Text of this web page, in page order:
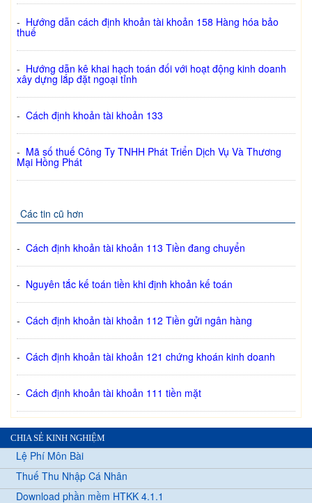
- Hướng dẫn cách định khoản tài khoản 158 Hàng hóa bảo
thuế
- Hướng dẫn kê khai hạch toán đối với hoạt động kinh doanh
xây dựng lắp đặt ngoại tỉnh
- Cách định khoản tài khoản 133
- Mã số thuế Công Ty TNHH Phát Triển Dịch Vụ Và Thương
Mại Hồng Phát
Các tin cũ hơn
- Cách định khoản tài khoản 113 Tiền đang chuyển
- Nguyên tắc kế toán tiền khi định khoản kế toán
- Cách định khoản tài khoản 112 Tiền gửi ngân hàng
- Cách định khoản tài khoản 121 chứng khoán kinh doanh
- Cách định khoản tài khoản 111 tiền mặt
CHIA SẺ KINH NGHIỆM
Lệ Phí Môn Bài
Thuế Thu Nhập Cá Nhân
Download phần mềm HTKK 4.1.1